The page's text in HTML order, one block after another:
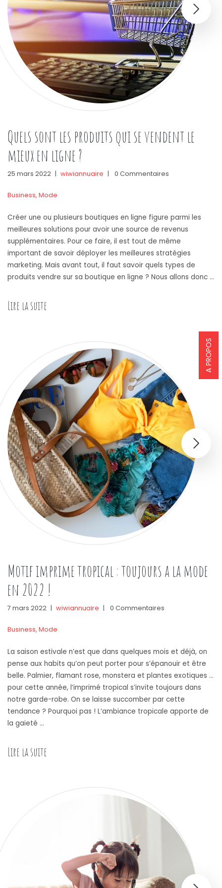
A PROPOS
Quels sont les produits qui se vendent le
mieux en ligne ?
25 mars 2022 | wiwiannuaire | 0 Commentaires
Business, Mode
Créer une ou plusieurs boutiques en ligne figure parmi les
meilleures solutions pour avoir une source de revenus
supplémentaires. Pour ce faire, il est tout de même
important de savoir déployer les meilleures stratégies
marketing. Mais avant tout, il faut savoir quels types de
produits vendre sur sa boutique en ligne ? Nous allons donc …
Lire la suite
Motif imprime tropical : toujours a la mode
en 2022 !
7 mars 2022 | wiwiannuaire | 0 Commentaires
Business, Mode
La saison estivale n’est que dans quelques mois et déjà, on
pense aux habits qu’on peut porter pour s’épanouir et être
belle. Palmier, flamant rose, monstera et plantes exotiques …
pour cette année, l’imprimé tropical s’invite toujours dans
notre garde-robe. On se laisse succomber par cette
tendance ? Pourquoi pas ! L’ambiance tropicale apporte de
la gaieté …
Lire la suite